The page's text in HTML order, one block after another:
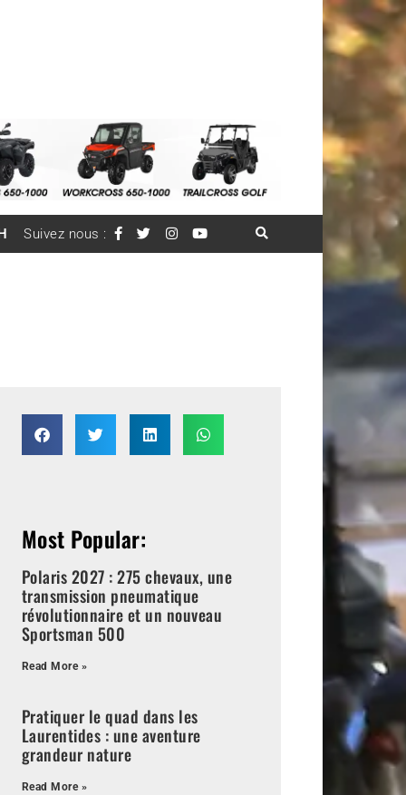
Suivez nous :
Most Popular:
Polaris 2027 : 275 chevaux, une
transmission pneumatique
révolutionnaire et un nouveau
Sportsman 500
Read More »
Pratiquer le quad dans les
Laurentides : une aventure
grandeur nature
Read More »